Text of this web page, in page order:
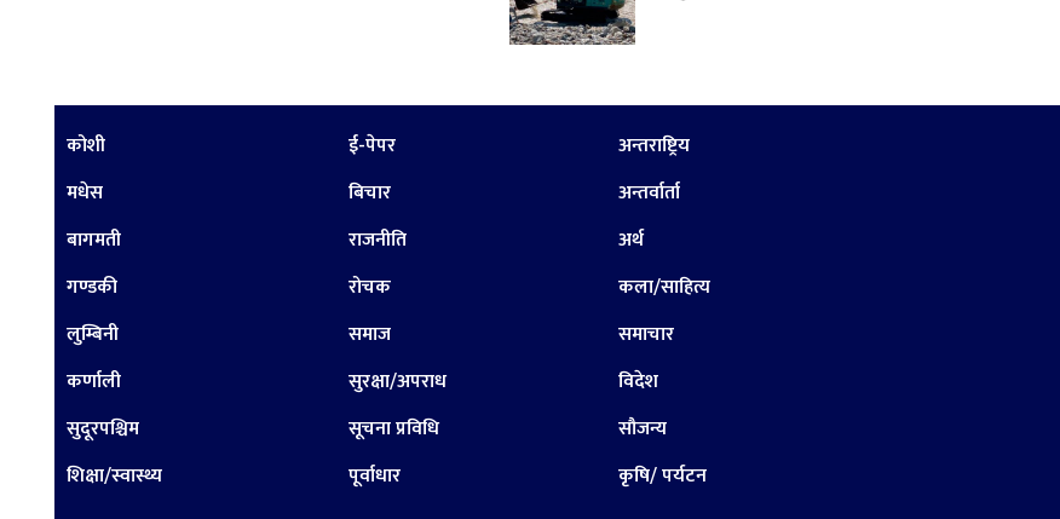
कोशी
मधेस
बागमती
गण्डकी
लुम्बिनी
कर्णाली
सुदूरपश्चिम
शिक्षा/स्वास्थ्य
ई-पेपर
बिचार
राजनीति
रोचक
समाज
सुरक्षा/अपराध
सूचना प्रविधि
पूर्वाधार
अन्तराष्ट्रिय
अन्तर्वार्ता
अर्थ
कला/साहित्य
समाचार
विदेश
सौजन्य
कृषि/ पर्यटन